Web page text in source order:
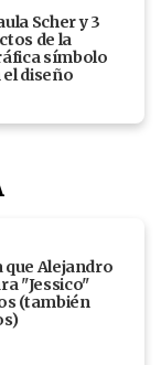
Scher y 3
de la
símbolo
el diseño
que Alejandro
"Jessico"
(también